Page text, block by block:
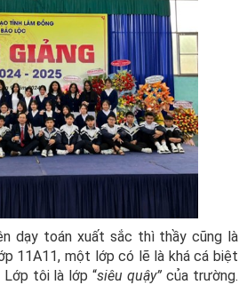
dạy toán xuất sắc thì thầy cũng là
11A11, một lớp có lẽ là khá cá biệt
tôi là lớp “siêu quậy”của trường.